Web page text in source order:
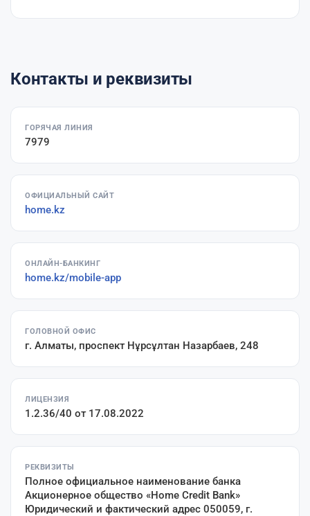
Контакты и реквизиты
ГОРЯЧАЯ ЛИНИЯ
7979
ОФИЦИАЛЬНЫЙ САЙТ
home.kz
ОНЛАЙН-БАНКИНГ
home.kz/mobile-app
ГОЛОВНОЙ ОФИС
г. Алматы, проспект Нұрсұлтан Назарбаев, 248
ЛИЦЕНЗИЯ
1.2.36/40 от 17.08.2022
РЕКВИЗИТЫ
Полное официальное наименование банка
Акционерное общество «Home Credit Bank»
Юридический и фактический адрес 050059, г.